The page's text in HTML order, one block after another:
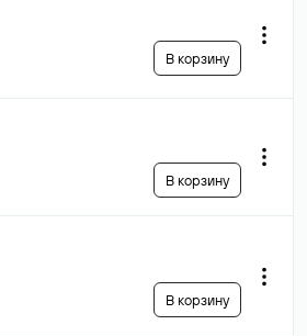
В корзину
В корзину
В корзину